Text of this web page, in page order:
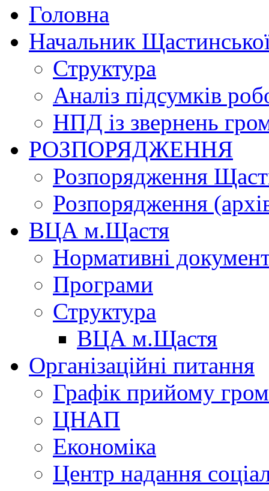
Головна
Начальник
Структура
Аналіз підсумків
НПД із звернень
РОЗПОРЯДЖЕННЯ
Розпорядження
Розпорядження
ВЦА м.Щастя
Нормативні
Програми
Структура
ВЦА м.Щастя
Організаційні питання
Графік прийому
ЦНАП
Економіка
Центр надання